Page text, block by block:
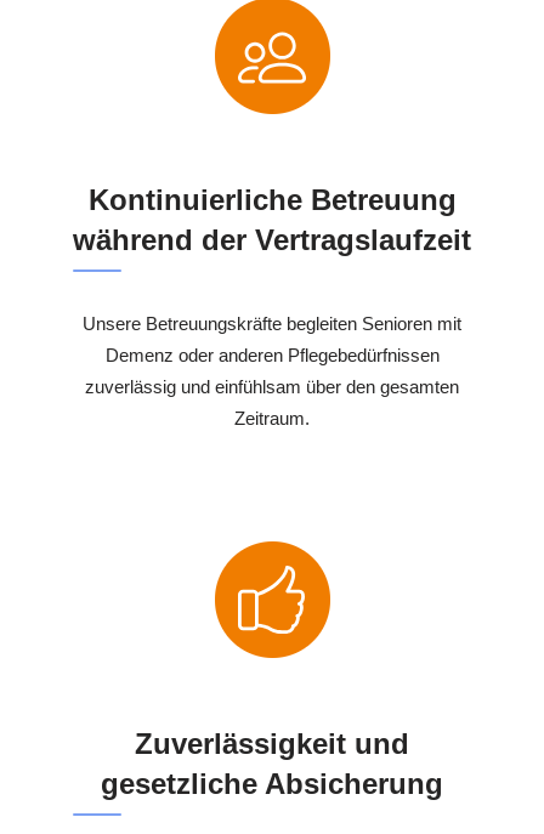
Kontinuierliche Betreuung
während der Vertragslaufzeit
Unsere Betreuungskräfte begleiten Senioren mit
Demenz oder anderen Pflegebedürfnissen
zuverlässig und einfühlsam über den gesamten
Zeitraum.
Zuverlässigkeit und
gesetzliche Absicherung